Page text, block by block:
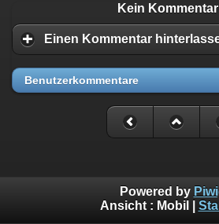
Kein Kommentar
Einen Kommentar
Benutzerkommentare
Powered by
Ansicht : Mobil